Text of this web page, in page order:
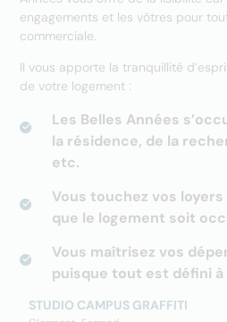
STUDIO CAMPUS GRAFFITI
engagements et les vôtres pour
commerciale.
Il vous apporte la tranquillité
de votre logement :
Les Belles Années
la résidence, de la
etc.
Vous touchez vos
que le logement soit
Vous maîtrisez vos
puisque tout est défini à